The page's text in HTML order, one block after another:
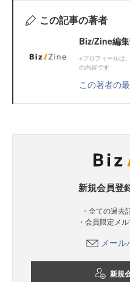
この記事の著者
Biz/Zine編集
※プロフィールは
の内容です
この著者の
新規会員登
・全ての過去
・会員限定メ
メール
新規